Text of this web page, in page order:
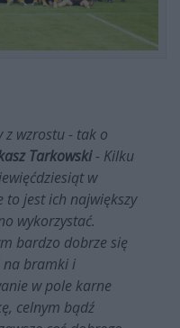
z wzrostu - tak o
Tarkowski- Kilku
w
to jest ich największy
wykorzystać.
bardzo dobrze się
na bramki i
w pole karne
celnym bądź